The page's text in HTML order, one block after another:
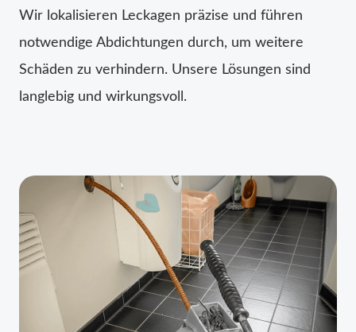
Wir lokalisieren Leckagen präzise und führen
notwendige Abdichtungen durch, um weitere
Schäden zu verhindern. Unsere Lösungen sind
langlebig und wirkungsvoll.